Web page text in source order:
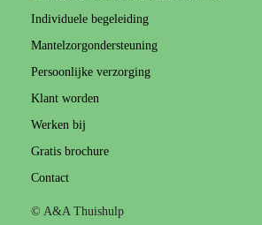
Individuele begeleiding
Mantelzorgondersteuning
Persoonlijke verzorging
Klant worden
Werken bij
Gratis brochure
Contact
© A&A Thuishulp